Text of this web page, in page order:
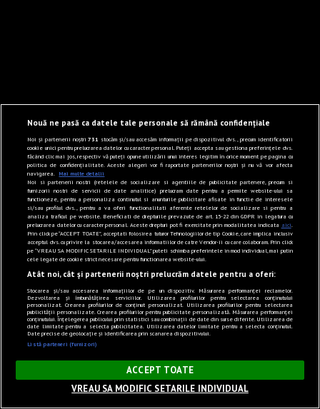
×
Nouă ne pasă ca datele tale personale să rămână confidențiale
Noi și partenerii noștri731 stocăm și/sau accesăm informații pe dispozitivul dvs., precum identificatorii
cookie unici pentru prelucrarea datelor cu caracter personal. Puteți accepta sau gestiona preferințele dvs.
făcând clic mai jos, respectiv vă puteți opune utilizării unui interes legitim în orice moment pe pagina cu
politica de confidențialitate. Aceste alegeri vor fi raportate partenerilor noștri și nu vă vor afecta
navigarea. Mai multe detalii
Noi si partenerii nostri (retelele de socializare si agentiile de publicitate partenere, precum si
furnizorii nostri de servicii de date analitice) prelucram date pentru a permite website-ului sa
functioneze, pentru a personaliza continutul si anunturile publicitare afisate in functie de interesele
si/sau profilul dvs., pentru a va oferi functionalitati aferente retelelor de socializare si pentru a
analiza traficul pe website. Beneficiati de drepturile prevazute de art. 15-22 din GDPR in legatura cu
prelucrarea datelor cu caracter personal. Aceste drepturi pot fi exercitate prin modalitatea indicata aici.
Prin click pe “ACCEPT TOATE”, acceptati folosirea tuturor Tehnologiilor de tip Cookie, care implica inclusiv
acceptul dvs. cu privire la stocarea/accesarea informatiilor de catre Vendor-ii cu care colaboram. Prin click
pe “VREAU SA MODIFIC SETARILE INDIVIDUAL” puteti schimba preferintele in mod individual, mai putin
cele legate de cookie strict necesare pentru functionarea website-ului.
Atât noi, cât și partenerii noștri prelucrăm datele pentru a oferi:
Stocarea și/sau accesarea informațiilor de pe un dispozitiv. Măsurarea performanței reclamelor.
Dezvoltarea și îmbunătățirea serviciilor. Utilizarea profilurilor pentru selectarea conținutului
personalizat. Crearea profilurilor de conținut personalizat. Utilizarea profilurilor pentru selectarea
publicității personalizate. Crearea profilurilor pentru publicitate personalizată. Măsurarea performanței
conținutului. Înțelegerea publicului prin statistici sau combinații de date din surse diferite. Utilizarea de
date limitate pentru a selecta publicitatea. Utilizarea datelor limitate pentru a selecta conținutul.
Date precise de geolocație și identificarea prin scanarea dispozitivului.
Listă parteneri (furnizori)
ACCEPT TOATE
VREAU SA MODIFIC SETARILE INDIVIDUAL